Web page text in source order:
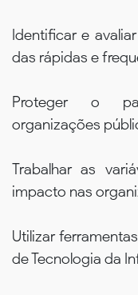
Identificar e
das rápidas e
Proteger o
organizações
Trabalhar as
impacto nas
Utilizar
de Tecnologia da